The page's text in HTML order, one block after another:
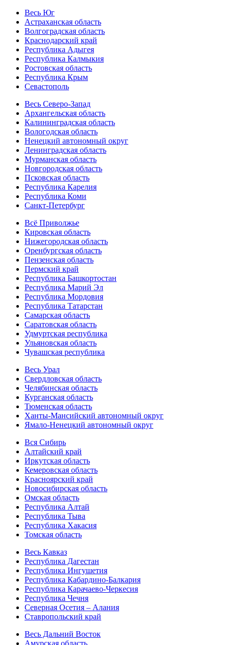
Весь Юг
Астраханская область
Волгоградская область
Краснодарский край
Республика Адыгея
Республика Калмыкия
Ростовская область
Республика Крым
Севастополь
Весь Северо-Запад
Архангельская область
Калининградская область
Вологодская область
Ненецкий автономный округ
Ленинградская область
Мурманская область
Новгородская область
Псковская область
Республика Карелия
Республика Коми
Санкт-Петербург
Всё Приволжье
Кировская область
Нижегородская область
Оренбургская область
Пензенская область
Пермский край
Республика Башкортостан
Республика Марий Эл
Республика Мордовия
Республика Татарстан
Самарская область
Саратовская область
Удмуртская республика
Ульяновская область
Чувашская республика
Весь Урал
Свердловская область
Челябинская область
Курганская область
Тюменская область
Ханты-Мансийский автономный округ
Ямало-Ненецкий автономный округ
Вся Сибирь
Алтайский край
Иркутская область
Кемеровская область
Красноярский край
Новосибирская область
Омская область
Республика Алтай
Республика Тыва
Республика Хакасия
Томская область
Весь Кавказ
Республика Дагестан
Республика Ингушетия
Республика Кабардино-Балкария
Республика Карачаево-Черкесия
Республика Чечня
Северная Осетия – Алания
Ставропольский край
Весь Дальний Восток
Амурская область